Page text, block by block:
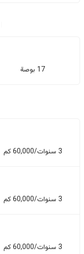
17 بوصة
3 سنوات/60,000 كم
3 سنوات/60,000 كم
3 سنوات/60,000 كم